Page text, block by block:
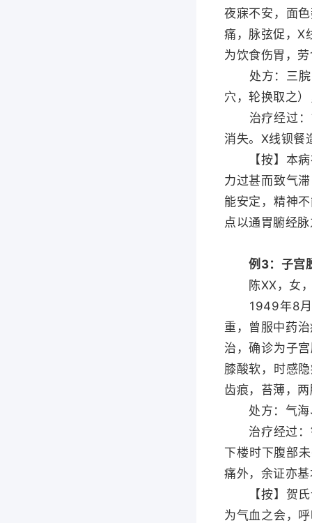
夜寐不安，面
痛，脉弦促，X
为饮食伤胃，
处方：三脘
穴，轮换取之
治疗经过：
消失。X线钡餐
【按】本病在
力过甚而致气
能安定，精神
点以通胃腑经
例3：子宫
陈XX，女，
1949年8月产
重，曾服中药
治，确诊为子
膝酸软，时感
齿痕，苔薄，
处方：气海
治疗经过：针
下楼时下腹部
痛外，余证亦
【按】贺氏认
为气血之会，